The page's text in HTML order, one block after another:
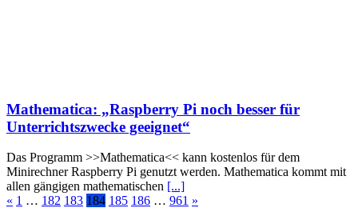
Mathematica: „Raspberry Pi noch besser für
Unterrichtszwecke geeignet“
Das Programm >>Mathematica<< kann kostenlos für dem
Minirechner Raspberry Pi genutzt werden. Mathematica kommt mit
allen gängigen mathematischen [...]
« 1 … 182 183 184 185 186 … 961 »